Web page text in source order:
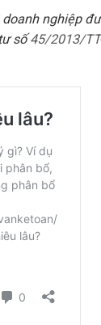
nghiệp
số45/2013/